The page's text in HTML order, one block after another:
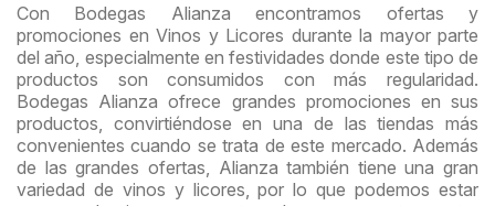
Con Bodegas Alianza encontramos ofertas y
promociones en Vinos y Licores durante la mayor parte
del año, especialmente en festividades donde este tipo de
productos son consumidos con más regularidad.
Bodegas Alianza ofrece grandes promociones en sus
productos, convirtiéndose en una de las tiendas más
convenientes cuando se trata de este mercado. Además
de las grandes ofertas, Alianza también tiene una gran
variedad de vinos y licores, por lo que podemos estar